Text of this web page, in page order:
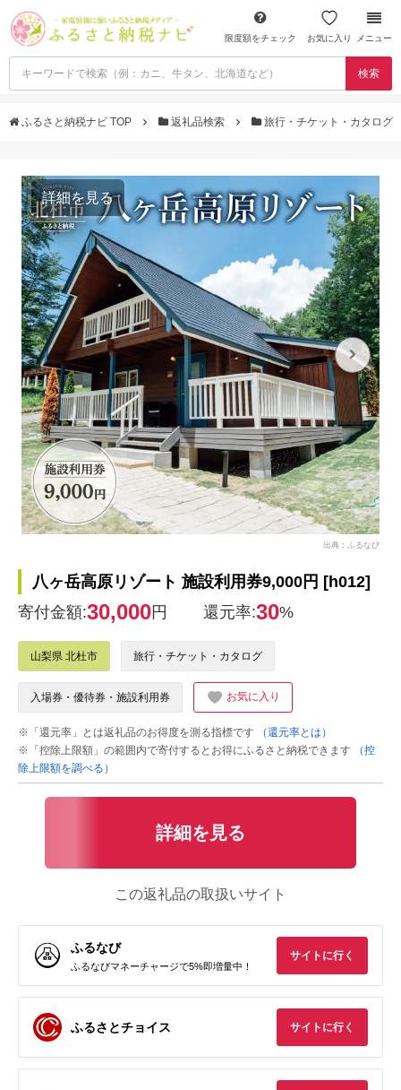
限度額をチェック お気に入り メニュー
検索
ふるさと納税ナビ TOP 返礼品検索 旅行・チケット・カタログ
詳細を見る
出典：ふるなび
八ヶ岳高原リゾート 施設利用券9,000円 [h012]
寄付金額:30,000円 還元率:30%
山梨県 北杜市 旅行・チケット・カタログ
入場券・優待券・施設利用券 お気に入り
※「還元率」とは返礼品のお得度を測る指標です
（還元率とは）
※「控除上限額」の範囲内で寄付するとお得にふるさと納税できます
（控
除上限額を調べる）
詳細を見る
この返礼品の取扱いサイト
ふるなび
ふるなびマネーチャージで5%即増量中！
サイトに行く
ふるさとチョイス サイトに行く